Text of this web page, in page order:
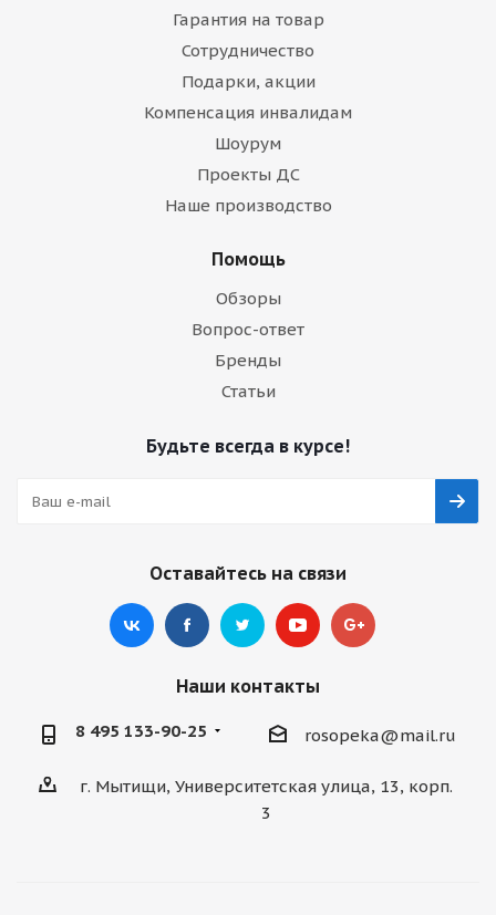
Гарантия на товар
Сотрудничество
Подарки, акции
Компенсация инвалидам
Шоурум
Проекты ДС
Наше производство
Помощь
Обзоры
Вопрос-ответ
Бренды
Статьи
Будьте всегда в курсе!
Оставайтесь на связи
Наши контакты
8 495 133-90-25 rosopeka@mail.ru
г. Мытищи, Университетская улица, 13, корп.
3